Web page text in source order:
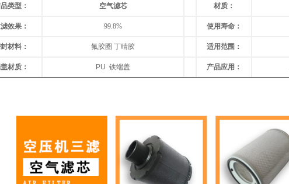
类型： 空气滤芯 材质：
效果： 99.8% 使用寿命：
材料： 氟胶圈 丁晴胶 适用范围 ：
材质： PU 铁端盖 产品应用：